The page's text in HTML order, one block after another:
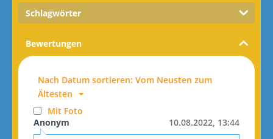
Schlagwörter
Bewertungen
Nach Datum sortieren: Vom Neusten zum
Ältesten
Mit Foto
Anonym
10.08.2022, 13:44